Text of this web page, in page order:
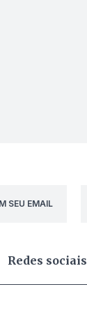
SEU EMAIL
Redes sociais